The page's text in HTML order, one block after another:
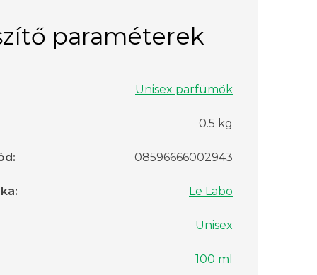
paraméterek
Unisex parfümök
0.5 kg
: 08596666002943
: Le Labo
Unisex
100 ml